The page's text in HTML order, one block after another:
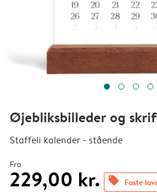
Øjebliksbilleder og
Staffeli kalender - stående
Fra
229,00 kr. offers Faste